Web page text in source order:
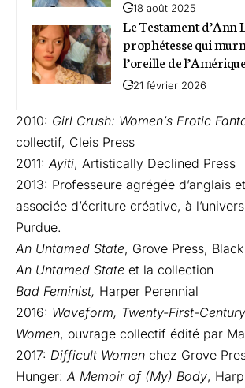
18 août 2025
Le Testament d’Ann
prophétesse qui
l’oreille de l’Amérique
21 février 2026
2010: Girl Crush: Women’s Erotic
collectif, Cleis Press
2011: Ayiti, Artistically Declined Press
2013: Professeure agrégée d’anglais
associée d’écriture créative, à
Purdue.
An Untamed State, Grove Press,
An Untamed State et la collection
Bad Feminist, Harper Perennial
2016: Waveform, Twenty-First-
Women, ouvrage collectif édité par
2017: Difficult Women chez Grove
Hunger: A Memoir of (My) Body,